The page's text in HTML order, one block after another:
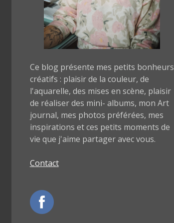
Ce blog présente mes petits bonheurs
créatifs : plaisir de la couleur, de
l'aquarelle, des mises en scène, plaisir
de réaliser des mini- albums, mon Art
journal, mes photos préférées, mes
inspirations et ces petits moments de
vie que j'aime partager avec vous.
Contact